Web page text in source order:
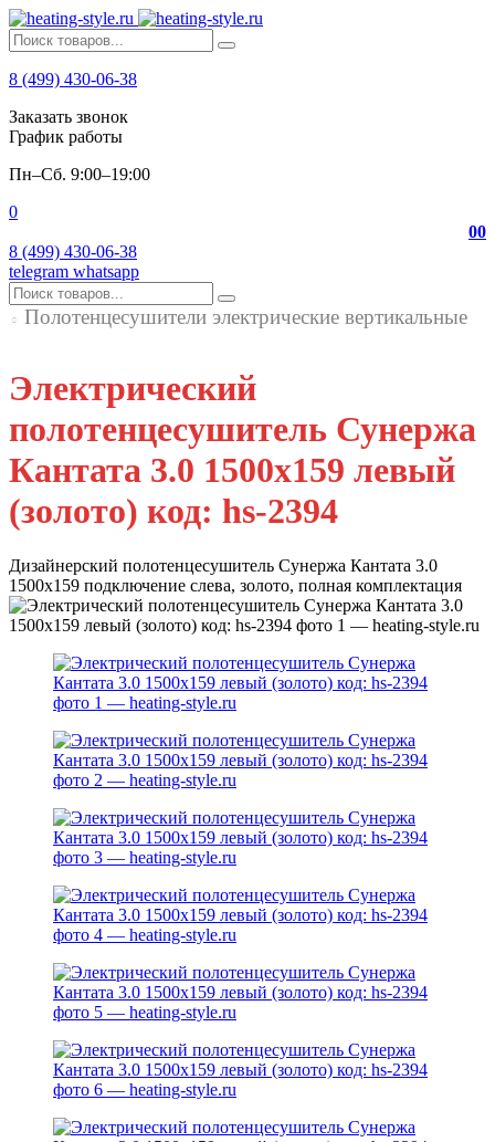
8 (499) 430-06-38
Заказать звонок
График работы
Пн–Сб. 9:00–19:00
0
00
8 (499) 430-06-38
telegram whatsapp
Полотенцесушители электрические вертикальные
Электрический
полотенцесушитель Сунержа
Кантата 3.0 1500х159 левый
(золото) код: hs-2394
Дизайнерский полотенцесушитель Сунержа Кантата 3.0
1500х159 подключение слева, золото, полная комплектация